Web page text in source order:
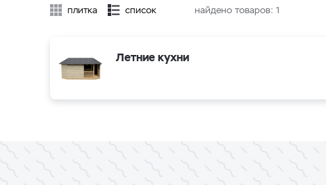
плитка список найдено товаров: 1
Летние кухни